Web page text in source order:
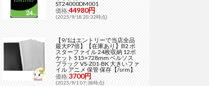
ST24000DM001
価格:44980円
(2025/9/18 20:32時点)
【9/1はエントリーで当店全品
最大P7倍】【在庫あり】B2 ポ
スターファイル 24枚収納 12ポ
ケット 515×728mm ベルソス
ブラック VS-Z01-BK 大きいファ
イル アニメ 保管 保存【/srm】
価格:3700円
(2025/9/1 07:38時点)